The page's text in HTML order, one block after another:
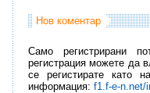
Нов коментар
Само регистрирани
регистрация можете да
се регистирате като
информация: f1.f-e-n.net/